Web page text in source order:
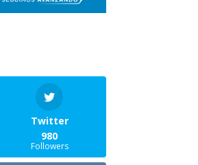
Twitter
980
Followers